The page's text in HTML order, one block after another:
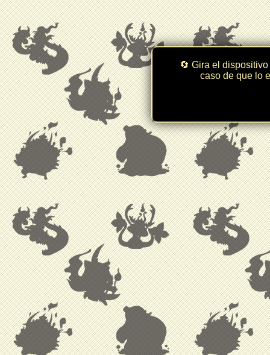
🔄 Gira el
caso de que lo